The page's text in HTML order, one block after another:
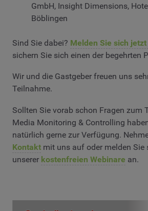
GmbH, Insight Dimensions,
Böblingen
Sind Sie dabei? Melden Sie sich
sichern Sie sich einen der begehrten
Wir und die Gastgeber freuen uns
Teilnahme.
Sollten Sie vorab schon Fragen zum
Media Monitoring & Controlling
natürlich gerne zur Verfügung.
Kontakt mit uns auf oder melden Sie
unserer kostenfreien Webinare an.